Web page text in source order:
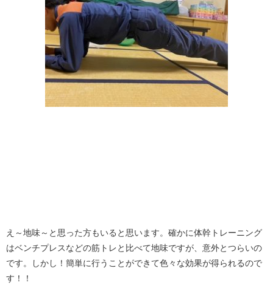
え～地味～と思った方もいると思います。確かに体幹トレーニング
はベンチプレスなどの筋トレと比べて地味ですが、意外とつらいの
です。しかし！簡単に行うことができて色々な効果が得られるので
す！！